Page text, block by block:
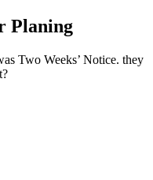
Planing
Two Weeks’ Notice. they